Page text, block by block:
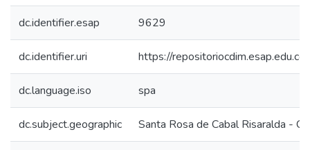
dc.identifier.esap 9629
dc.identifier.uri https://
dc.language.iso spa
dc.subject.geographic Santa Rosa de Cabal Risaralda -